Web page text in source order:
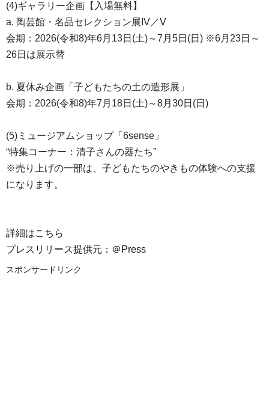
(4)ギャラリー企画【入場無料】
a. 陶芸館・名品セレクション展IV／V
会期：2026(令和8)年6月13日(土)～7月5日(日) ※6月23日～
26日は展示替
b. 夏休み企画「子どもたちの土の造形展」
会期：2026(令和8)年7月18日(土)～8月30日(日)
(5)ミュージアムショップ「6sense」
“特集コーナー：清子さんの器たち”
※売り上げの一部は、子どもたちのやきもの体験への支援
になります。
詳細はこちら
プレスリリース提供元：＠Press
スポンサードリンク